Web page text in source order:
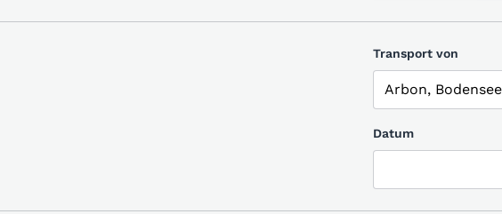
Transport von
Datum